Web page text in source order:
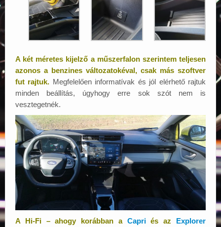
A két méretes kijelző a műszerfalon szerintem teljesen
azonos a benzines változatokéval, csak más szoftver
fut rajtuk. Megfelelően informatívak és jól elérhető rajtuk
minden beállítás, úgyhogy erre sok szót nem is
vesztegetnék.
A Hi-Fi – ahogy korábban a Capri és az
Explorer